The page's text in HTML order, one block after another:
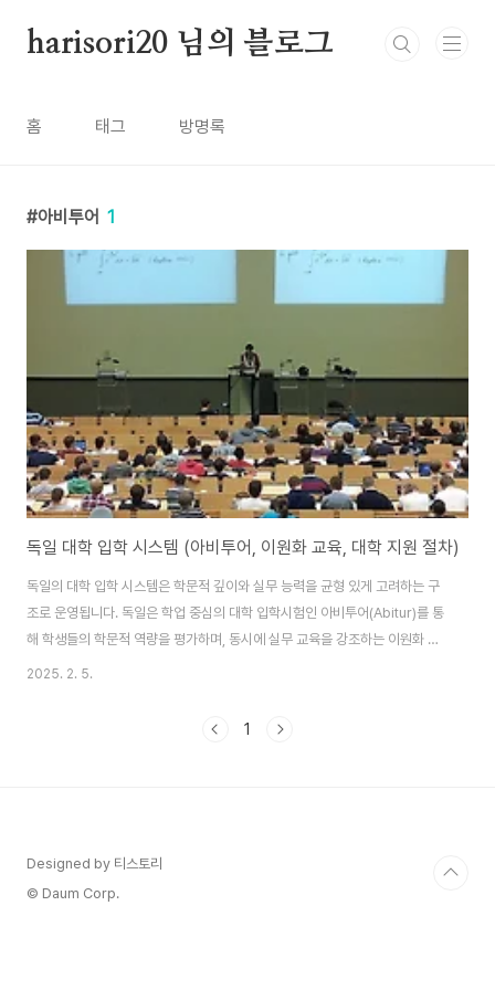
harisori20 님의 블로그
홈 태그 방명록
아비투어 1
독일 대학 입학 시스템 (아비투어, 이원화 교육, 대학 지원 절차)
독일의 대학 입학 시스템은 학문적 깊이와 실무 능력을 균형 있게 고려하는 구
조로 운영됩니다. 독일은 학업 중심의 대학 입학시험인 아비투어(Abitur)를 통
해 학생들의 학문적 역량을 평가하며, 동시에 실무 교육을 강조하는 이원화 교
육(Duales System)을 통해 다양한 진로를 제공합니다. 또한, 대학 지원 절차
적절한 경로를 선택할 수 있습니다. 본 글에서는 독일의 아비투어 시험, 이원화
2025. 2. 5.
1
Designed by 티스토리
© Daum Corp.